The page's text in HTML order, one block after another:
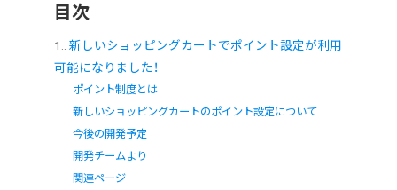
目次
1.
新しいショッピングカートでポイント設定が利用
可能になりました！
ポイント制度とは
新しいショッピングカートのポイント設定について
今後の開発予定
開発チームより
関連ページ